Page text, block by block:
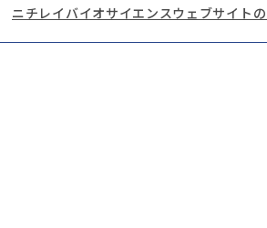
ニチレイバイオサイエンスウェブサイト